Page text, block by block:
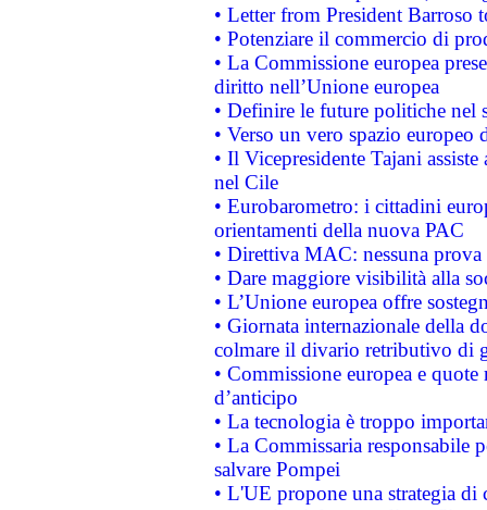
• Letter from President Barroso
• Potenziare il commercio di
• La Commissione europea
diritto nell’Unione europea
• Definire le future politiche nel
• Verso un vero spazio
• Il Vicepresidente Tajani
nel Cile
• Eurobarometro: i cittadini
orientamenti della nuova PAC
• Direttiva MAC: nessuna
• Dare maggiore visibilità alla
• L’Unione europea offre
• Giornata internazionale della
colmare il divario retributivo di
• Commissione europea e
d’anticipo
• La tecnologia è troppo
• La Commissaria responsabile
salvare Pompei
• L'UE propone una strategia